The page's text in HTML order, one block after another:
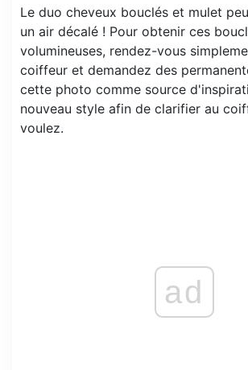
Le duo cheveux bouclés et mulet
un air décalé ! Pour obtenir ces
volumineuses, rendez-vous
coiffeur et demandez des
cette photo comme source
nouveau style afin de clarifier au
voulez.
ad